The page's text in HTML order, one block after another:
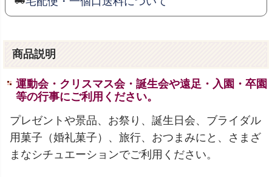
商品説明
運動会・クリスマス会・誕生会や遠足・入園・卒園
等の行事にご利用ください。
プレゼントや景品、お祭り、誕生日会、ブライダル
用菓子（婚礼菓子）、旅行、おつまみにと、さまざ
まなシチュエーションでご利用ください。